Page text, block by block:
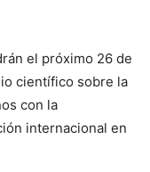
el próximo 26 de
científico sobre la
con la
internacional en